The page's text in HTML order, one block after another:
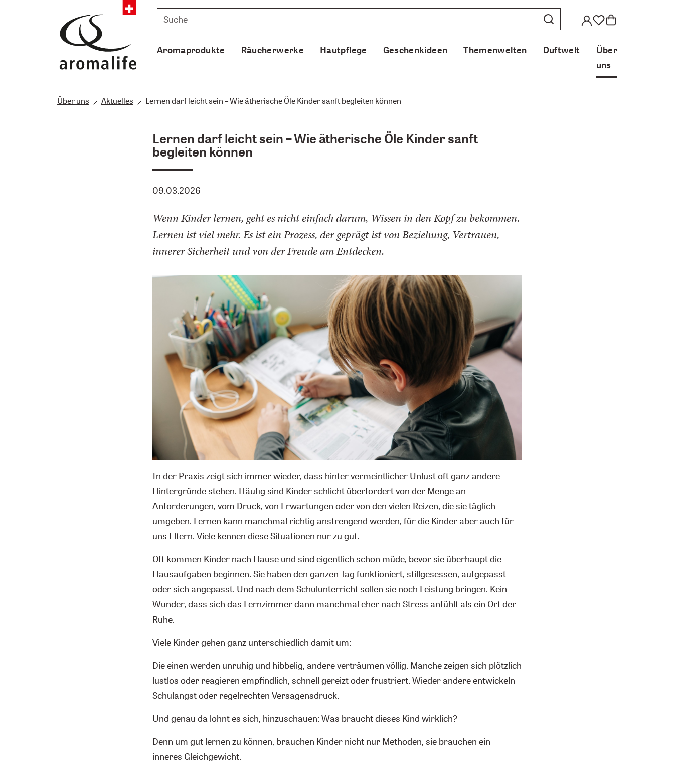
Aromaprodukte Räucherwerke Hautpflege Geschenkideen Themenwelten Duftwelt
Über
uns
Über uns Aktuelles Lernen darf leicht sein – Wie ätherische Öle Kinder sanft begleiten können
Lernen darf leicht sein – Wie ätherische Öle Kinder sanft
begleiten können
09.03.2026
Wenn Kinder lernen, geht es nicht einfach darum, Wissen in den Kopf zu bekommen.
Lernen ist viel mehr. Es ist ein Prozess, der geprägt ist von Beziehung, Vertrauen,
innerer Sicherheit und von der Freude am Entdecken.
In der Praxis zeigt sich immer wieder, dass hinter vermeintlicher Unlust oft ganz andere
Hintergründe stehen. Häufig sind Kinder schlicht überfordert von der Menge an
Anforderungen, vom Druck, von Erwartungen oder von den vielen Reizen, die sie täglich
umgeben. Lernen kann manchmal richtig anstrengend werden, für die Kinder aber auch für
uns Eltern. Viele kennen diese Situationen nur zu gut.
Oft kommen Kinder nach Hause und sind eigentlich schon müde, bevor sie überhaupt die
Hausaufgaben beginnen. Sie haben den ganzen Tag funktioniert, stillgesessen, aufgepasst
oder sich angepasst. Und nach dem Schulunterricht sollen sie noch Leistung bringen. Kein
Wunder, dass sich das Lernzimmer dann manchmal eher nach Stress anfühlt als ein Ort der
Ruhe.
Viele Kinder gehen ganz unterschiedlich damit um:
Die einen werden unruhig und hibbelig, andere verträumen völlig. Manche zeigen sich plötzlich
lustlos oder reagieren empfindlich, schnell gereizt oder frustriert. Wieder andere entwickeln
Schulangst oder regelrechten Versagensdruck.
Und genau da lohnt es sich, hinzuschauen: Was braucht dieses Kind wirklich?
Denn um gut lernen zu können, brauchen Kinder nicht nur Methoden, sie brauchen ein
inneres Gleichgewicht.